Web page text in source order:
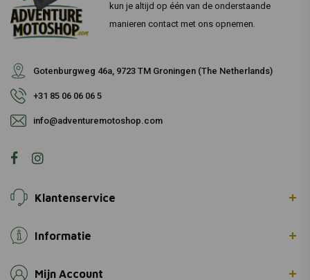
kun je altijd op één van de onderstaande
manieren contact met ons opnemen.
Gotenburgweg 46a, 9723 TM Groningen (The Netherlands)
+31 85 06 06 06 5
info@adventuremotoshop.com
Klantenservice
Informatie
Mijn Account